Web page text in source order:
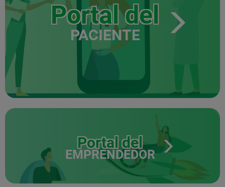
Portal del
PACIENTE
Portal del
EMPRENDEDOR